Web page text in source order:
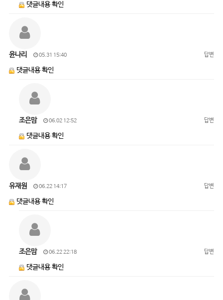
댓글내용 확인
윤나리 05.31 15:40 답변
댓글내용 확인
조은맘 06.02 12:52 답변
댓글내용 확인
유재원 06.22 14:17 답변
댓글내용 확인
조은맘 06.22 22:18 답변
댓글내용 확인